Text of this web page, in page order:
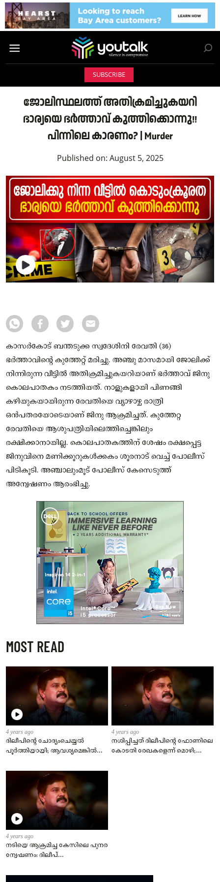
SUBSCRIBE
ജോലിസ്ഥലത്ത് അതിക്രമിച്ചുകയറി
ഭാര്യയെ ഭർത്താവ് കുത്തിക്കൊന്നു!!
പിന്നിലെ കാരണം? | Murder
Published on: August 5, 2025
കാസർകോട് ബന്തടുക്ക സ്വദേശിനി രേവതി (36)
ഭർത്താവിൻ്റെ കുത്തേറ്റ് മരിച്ചു. അഞ്ചു മാസമായി ജോലിക്ക്
നിന്നിരുന്ന വീട്ടിൽ അതിക്രമിച്ചുകയറിയാണ് ഭർത്താവ് ജിനു
കൊലപാതകം നടത്തിയത്. നാളുകളായി പിണങ്ങി
കഴിയുകയായിരുന്ന രേവതിയെ വ്യാഴാഴ്ച രാത്രി
ഒൻപതരയോടെയാണ് ജിനു ആക്രമിച്ചത്. കുത്തേറ്റ
രേവതിയെ ആശുപത്രിയിലെത്തിച്ചെങ്കിലും
രക്ഷിക്കാനായില്ല. കൊലപാതകത്തിന് ശേഷം രക്ഷപ്പെട്ട
ജിനുവിനെ മണിക്കൂറുകൾക്കകം ശൂരനാട് വെച്ച് പോലീസ്
പിടികൂടി. അഞ്ചാലുംമൂട് പോലീസ് കേസെടുത്ത്
അന്വേഷണം ആരംഭിച്ചു.
MOST READ
4 years ago
ദിലീപിന്റെ ചോദ്യംചെയ്യല്‍
പൂര്‍ത്തിയായി; ആവശ്യമെങ്കില്‍
എഡിജിപി
4 years ago
നശിപ്പിച്ചത് ദിലീപിന്റെ ഫോണിലെ
കോടതി രേഖകളെന്ന് മൊഴി;
4 years ago
നടിയെ ആക്രമിച്ച കേസിലെ പുനര
ന്വേഷണം: ദിലീപ്